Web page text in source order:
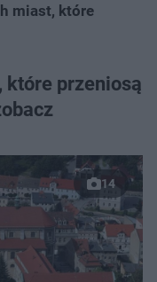
miast, które
które przeniosą
14